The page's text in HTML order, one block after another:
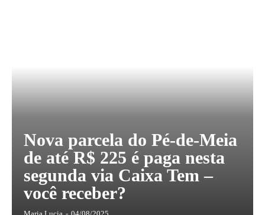
Nova parcela do Pé-de-Meia
de até R$ 225 é paga nesta
segunda via Caixa Tem –
você receber?